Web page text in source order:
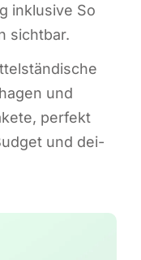
inklu­si­ve So
sichtbar.
und
per­fekt
und dei­